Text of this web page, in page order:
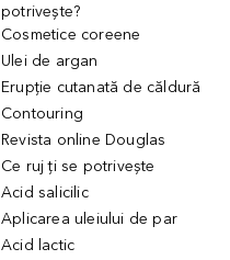
potrivește?
Cosmetice coreene
Ulei de argan
Erupție cutanată de căldură
Contouring
Revista online Douglas
Ce ruj ți se potrivește
Acid salicilic
Aplicarea uleiului de par
Acid lactic